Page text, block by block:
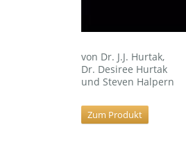
von Dr. J.J. Hurtak,
Dr. Desiree Hurtak
und Steven Halpern
Zum Produkt